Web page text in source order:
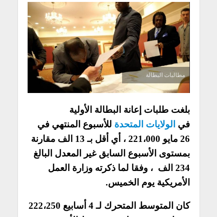
مطالبات البطالة
بلغت طلبات إعانة البطالة الأولية
في الولايات المتحدة للأسبوع المنتهي في
26 مايو 221،000 ، أي أقل بـ 13 الف مقارنة
بمستوى الأسبوع السابق غير المعدل البالغ
234 الف ، وفقا لما ذكرته وزارة العمل
الأمريكية يوم الخميس.
كان المتوسط المتحرك لـ 4 أسابيع 222،250